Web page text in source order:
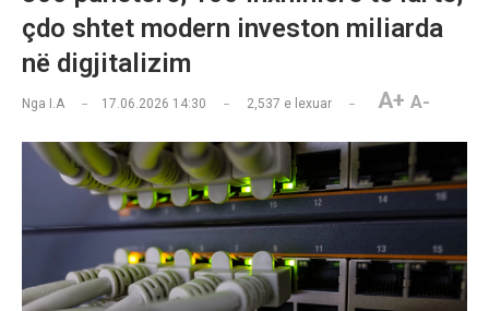
çdo shtet modern investon miliarda
në digjitalizim
Nga I.A 17.06.2026 14:30 2,537 e lexuar A+ A-